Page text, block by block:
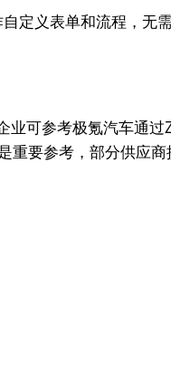
定义表单和流程，无
可参考极氪汽车通过
重要参考，部分供应